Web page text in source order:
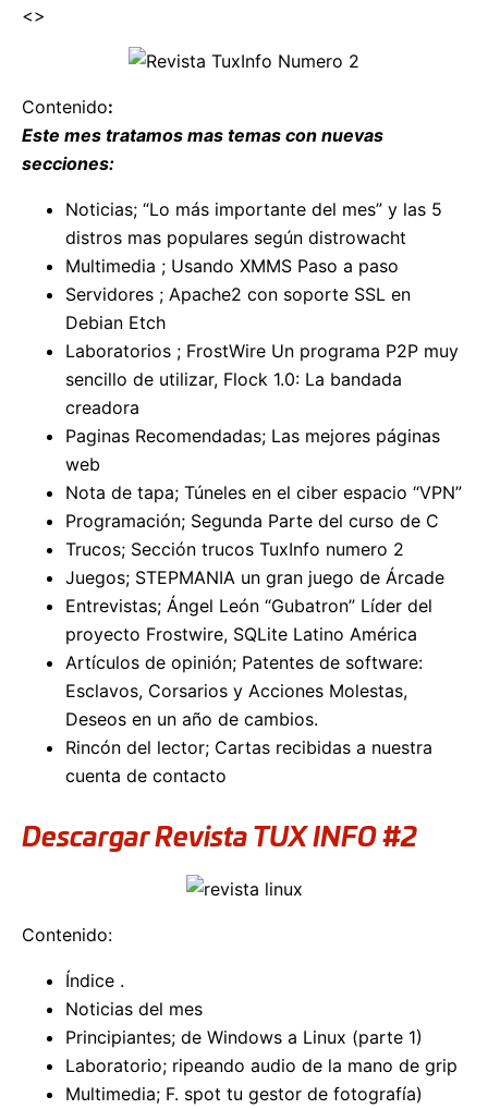
<>
Contenido:
Este mes tratamos mas temas con nuevas
secciones:
Noticias; “Lo más importante del mes” y las 5
distros mas populares según distrowacht
Multimedia ; Usando XMMS Paso a paso
Servidores ; Apache2 con soporte SSL en
Debian Etch
Laboratorios ; FrostWire Un programa P2P muy
sencillo de utilizar, Flock 1.0: La bandada
creadora
Paginas Recomendadas; Las mejores páginas
web
Nota de tapa; Túneles en el ciber espacio “VPN”
Programación; Segunda Parte del curso de C
Trucos; Sección trucos TuxInfo numero 2
Juegos; STEPMANIA un gran juego de Árcade
Entrevistas; Ángel León “Gubatron” Líder del
proyecto Frostwire, SQLite Latino América
Artículos de opinión; Patentes de software:
Esclavos, Corsarios y Acciones Molestas,
Deseos en un año de cambios.
Rincón del lector; Cartas recibidas a nuestra
cuenta de contacto
Descargar Revista TUX INFO #2
Contenido:
Índice .
Noticias del mes
Principiantes; de Windows a Linux (parte 1)
Laboratorio; ripeando audio de la mano de grip
Multimedia; F. spot tu gestor de fotografía)